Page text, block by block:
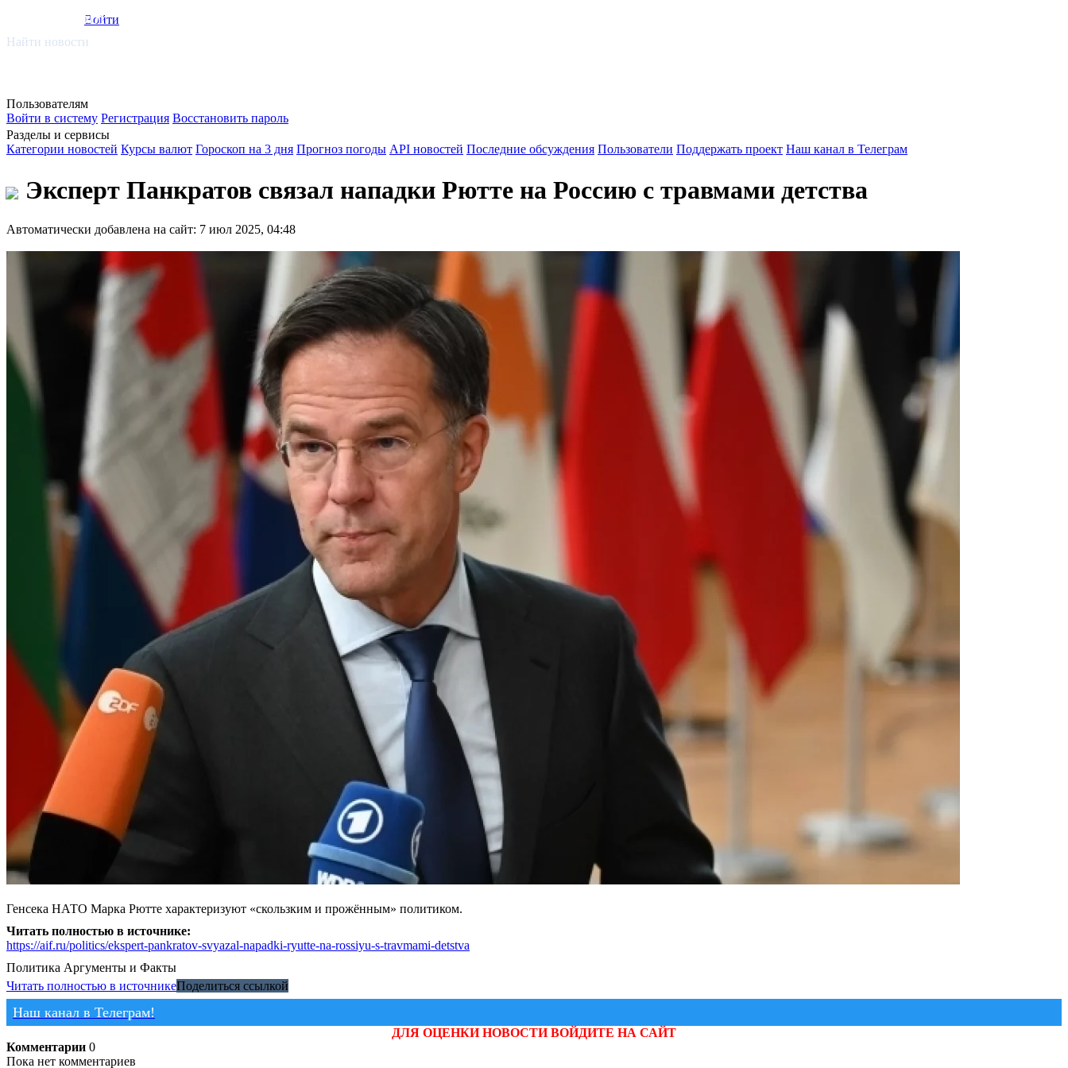
smi.mobi
Войти
Найти новости
Пользователям
Войти в систему Регистрация Восстановить пароль
Разделы и сервисы
Категории новостей Курсы валют Гороскоп на 3 дня Прогноз погоды API новостей Последние обсуждения Пользователи Поддержать проект Наш канал в Телеграм
Эксперт Панкратов связал нападки Рютте на Россию с травмами детства
Автоматически добавлена на сайт: 7 июл 2025, 04:48
Генсека НАТО Марка Рютте характеризуют «скользким и прожённым» политиком.
Читать полностью в источнике:
https://aif.ru/politics/ekspert-pankratov-svyazal-napadki-ryutte-na-rossiyu-s-travmami-detstva
Политика Аргументы и Факты
Читать полностью в источникеПоделиться ссылкой
Наш канал в Телеграм!
ДЛЯ ОЦЕНКИ НОВОСТИ ВОЙДИТЕ НА САЙТ
Комментарии 0
Пока нет комментариев